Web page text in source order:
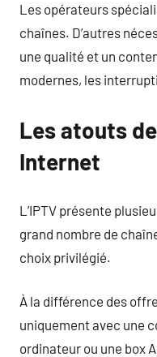
Les opérateurs
chaînes. D’autres
une qualité et un
modernes, les
Les atouts
Internet
L’IPTV présente
grand nombre de
choix privilégié.
À la différence des
uniquement avec une
ordinateur ou une box